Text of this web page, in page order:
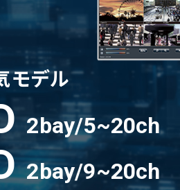
モデル
2bay/5~20ch
2bay/9~20ch